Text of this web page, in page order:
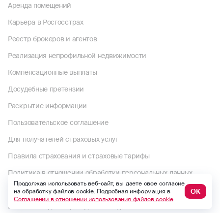
Аренда помещений
Карьера в Росгосстрах
Реестр брокеров и агентов
Реализация непрофильной недвижимости
Компенсационные выплаты
Досудебные претензии
Раскрытие информации
Пользовательское соглашение
Для получателей страховых услуг
Правила страхования и страховые тарифы
Политика в отношении обработки персональных данных
Комплектность документов по страховому случаю по ОСАГО
Выплаты по договорам до 1992 года
Продолжая использовать веб-сайт, вы даете свое согласие
на обработку файлов cookie. Подробная информация в
Соглашении в отношении использования файлов cookie
ОК